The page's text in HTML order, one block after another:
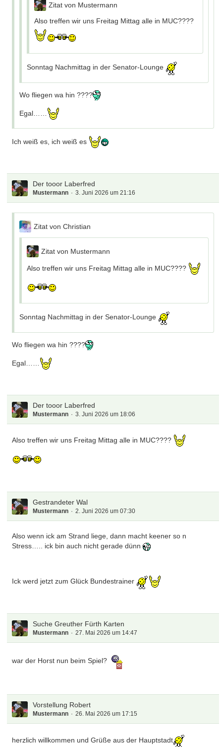
Zitat von Mustermann
Also treffen wir uns Freitag Mittag alle in MUC????
Sonntag Nachmittag in der Senator-Lounge
Wo fliegen wa hin ????
Egal……
Ich weiß es, ich weiß es
Der tooor Laberfred
Mustermann 3. Juni 2026 um 21:16
Zitat von Christian
Zitat von Mustermann
Also treffen wir uns Freitag Mittag alle in MUC????
Sonntag Nachmittag in der Senator-Lounge
Wo fliegen wa hin ????
Egal……
Der tooor Laberfred
Mustermann 3. Juni 2026 um 18:06
Also treffen wir uns Freitag Mittag alle in MUC????
Gestrandeter Wal
Mustermann 2. Juni 2026 um 07:30
Also wenn ick am Strand liege, dann macht keener so n
Stress….. ick bin auch nicht gerade dünn
Ick werd jetzt zum Glück Bundestrainer
Suche Greuther Fürth Karten
Mustermann 27. Mai 2026 um 14:47
war der Horst nun beim Spiel?
Vorstellung Robert
Mustermann 26. Mai 2026 um 17:15
herzlich willkommen und Grüße aus der Hauptstadt